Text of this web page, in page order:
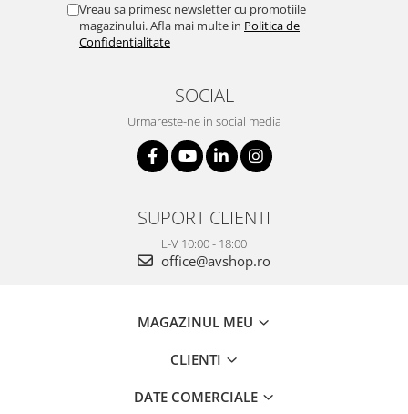
Vreau sa primesc newsletter cu promotiile
magazinului. Afla mai multe in Politica de
Confidentialitate
SOCIAL
Urmareste-ne in social media
SUPORT CLIENTI
L-V 10:00 - 18:00
office@avshop.ro
MAGAZINUL MEU
CLIENTI
DATE COMERCIALE